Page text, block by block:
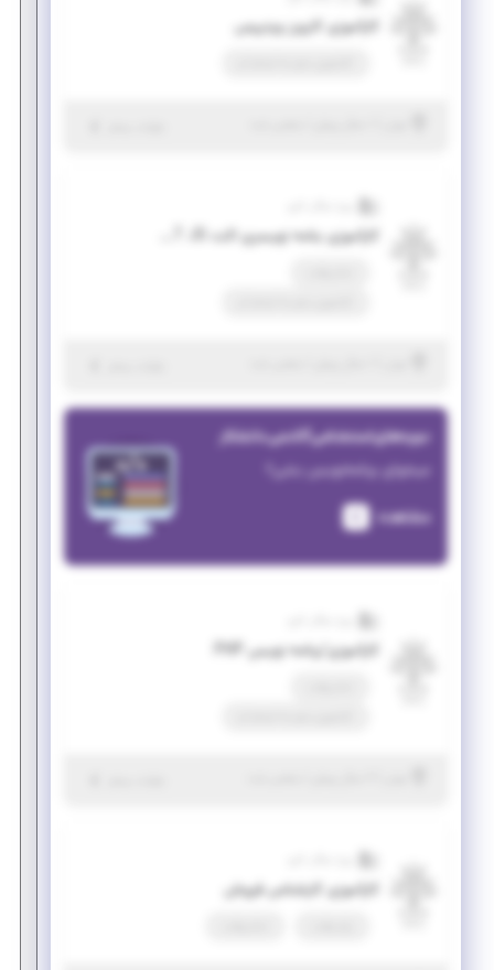
کارآموزی کارورز وردپرس
دوره‌های استخدامی آکادمی دانشکار
میخوای برنامه‌نویس بشی؟
مشاهده
کارآموزی ّبرنامه نویس PHP
کارآموزی کارشناس فروش